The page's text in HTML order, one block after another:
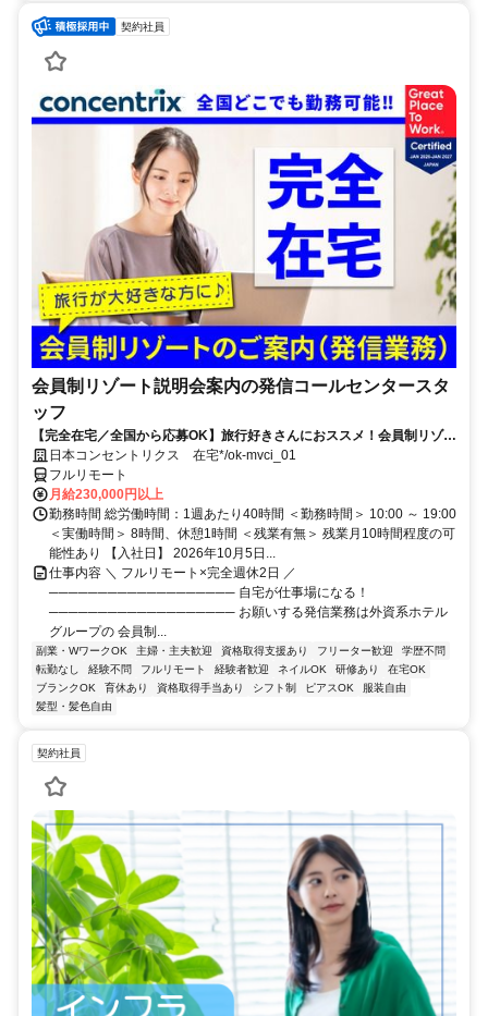
契約社員
会員制リゾート説明会案内の発信コールセンタースタ
ッフ
【完全在宅／全国から応募OK】旅行好きさんにおススメ！会員制リゾー
トのご案内×テレワーク・リモートワーク◎月収34万円以上も可能！
日本コンセントリクス 在宅*/ok-mvci_01
フルリモート
月給230,000円以上
勤務時間 総労働時間：1週あたり40時間 ＜勤務時間＞ 10:00 ～ 19:00
＜実働時間＞ 8時間、休憩1時間 ＜残業有無＞ 残業月10時間程度の可
能性あり 【入社日】 2026年10月5日...
仕事内容 ＼ フルリモート×完全週休2日 ／
─────────────────── 自宅が仕事場になる！
─────────────────── お願いする発信業務は外資系ホテル
グループの 会員制...
副業・WワークOK 主婦・主夫歓迎 資格取得支援あり フリーター歓迎
学歴不問
転勤なし
経験不問 フルリモート 経験者歓迎 ネイルOK 研修あり
在宅OK
ブランクOK
育休あり 資格取得手当あり シフト制 ピアスOK
服装自由
髪型・髪色自由
契約社員